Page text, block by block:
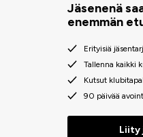
Jäsenenä
enemmän
Erityisiä
Tallenna kaikki
Kutsut
90 päivää
Liity